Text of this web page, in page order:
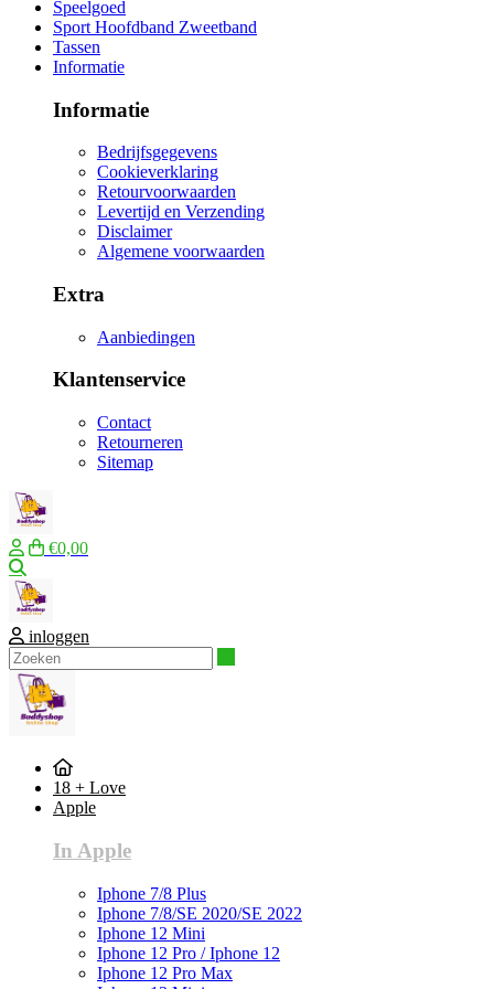
Speelgoed
Sport Hoofdband Zweetband
Tassen
Informatie
Informatie
Bedrijfsgegevens
Cookieverklaring
Retourvoorwaarden
Levertijd en Verzending
Disclaimer
Algemene voorwaarden
Extra
Aanbiedingen
Klantenservice
Contact
Retourneren
Sitemap
€0,00
inloggen
18 + Love
Apple
In Apple
Iphone 7/8 Plus
Iphone 7/8/SE 2020/SE 2022
Iphone 12 Mini
Iphone 12 Pro / Iphone 12
Iphone 12 Pro Max